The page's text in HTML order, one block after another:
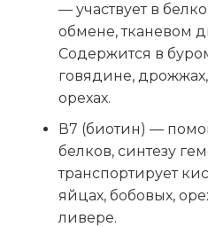
— участвует в
обмене, тканевом
Содержится в
говядине,
орехах.
В7 (биотин) —
белков, синтезу
транспортирует
яйцах, бобовых,
ливере.